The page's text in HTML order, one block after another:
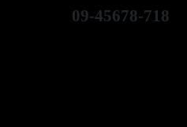
09-45678-718